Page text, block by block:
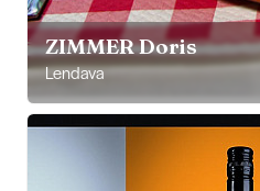
ZIMMER Doris
Lendava